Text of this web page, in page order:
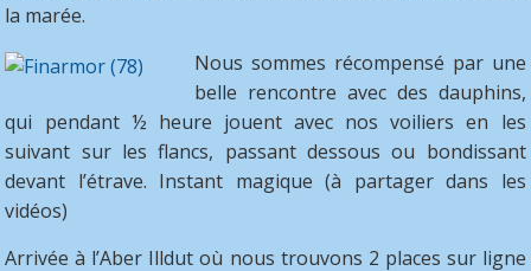
la marée.
Nous sommes récompensé par une
belle rencontre avec des dauphins,
qui pendant ½ heure jouent avec nos voiliers en les
suivant sur les flancs, passant dessous ou bondissant
devant l’étrave. Instant magique (à partager dans les
vidéos)
Arrivée à l’Aber Illdut où nous trouvons 2 places sur ligne